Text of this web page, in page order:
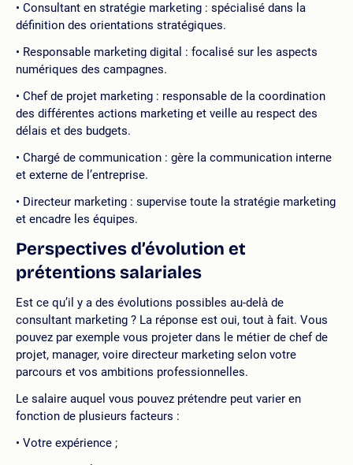
Consultant en stratégie marketing : spécialisé dans la
définition des orientations stratégiques.
Responsable marketing digital : focalisé sur les aspects
numériques des campagnes.
Chef de projet marketing : responsable de la coordination
des différentes actions marketing et veille au respect des
délais et des budgets.
Chargé de communication : gère la communication interne
et externe de l’entreprise.
Directeur marketing : supervise toute la stratégie marketing
et encadre les équipes.
Perspectives d’évolution et
prétentions salariales
Est ce qu’il y a des évolutions possibles au-delà de
consultant marketing ? La réponse est oui, tout à fait. Vous
pouvez par exemple vous projeter dans le métier de chef de
projet, manager, voire directeur marketing selon votre
parcours et vos ambitions professionnelles.
Le salaire auquel vous pouvez prétendre peut varier en
fonction de plusieurs facteurs :
Votre expérience ;